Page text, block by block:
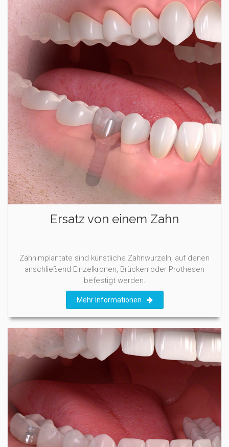
Ersatz von einem Zahn
Zahnimplantate sind künstliche Zahnwurzeln, auf denen
anschließend Einzelkronen, Brücken oder Prothesen
befestigt werden.
Mehr Informationen